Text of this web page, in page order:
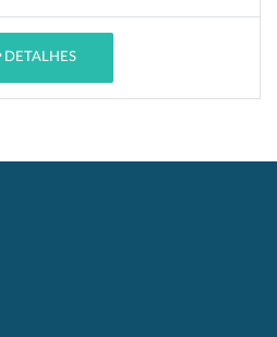
DETALHES